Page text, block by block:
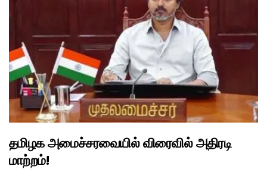
தமிழக அமைச்சரவையில் விரைவில் அதிரடி
மாற்றம்!